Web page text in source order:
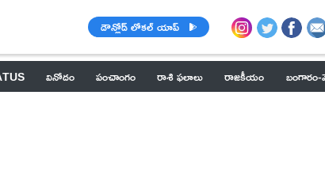
డౌన్లోడ్ లోకల్ యాప్
వినోదం పంచాంగం రాశి ఫలాలు రాజకీయం బంగారం-